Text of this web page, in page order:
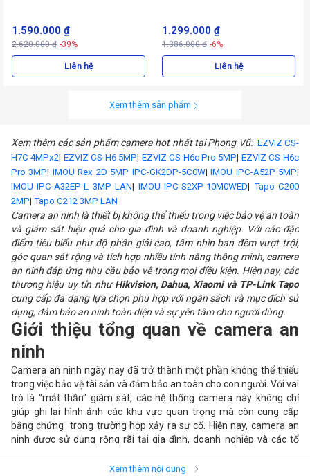
1.590.000 ₫
2.620.000 ₫ -39%
Liên hệ
1.299.000 ₫
1.386.000 ₫ -6%
Liên hệ
Xem thêm sản phẩm
Xem thêm các sản phẩm camera hot nhất tại Phong Vũ: EZVIZ CS-
H7C 4MPx2| EZVIZ CS-H6 5MP| EZVIZ CS-H6c Pro 5MP| EZVIZ CS-H6c
Pro 3MP| IMOU Rex 2D 5MP IPC-GK2DP-5C0W|IMOU IPC-A52P 5MP|
IMOU IPC-A32EP-L 3MP LAN| IMOU IPC-S2XP-10M0WED| Tapo C200
2MP| Tapo C212 3MP LAN
Camera an ninh là thiết bị không thể thiếu trong việc bảo vệ an toàn
và giám sát hiệu quả cho gia đình và doanh nghiệp. Với các đặc
điểm tiêu biểu như độ phân giải cao, tầm nhìn ban đêm vượt trội,
góc quan sát rộng và tích hợp nhiều tính năng thông minh, camera
an ninh đáp ứng nhu cầu bảo vệ trong mọi điều kiện. Hiện nay, các
thương hiệu uy tín nhưHikvision, Dahua, Xiaomi và TP-Link Tapo
cung cấp đa dạng lựa chọn phù hợp với ngân sách và mục đích sử
dụng, đảm bảo an ninh toàn diện và sự yên tâm cho người dùng.
Giới thiệu tổng quan về camera an
ninh
Camera an ninh ngày nay đã trở thành một phần không thể thiếu
trong việc bảo vệ tài sản và đảm bảo an toàn cho con người. Với vai
trò là "mắt thần" giám sát, các hệ thống camera này không chỉ
giúp ghi lại hình ảnh các khu vực quan trọng mà còn cung cấp
bằng chứng trong trường hợp xảy ra sự cố. Hiện nay, camera an
ninh được sử dụng rộng rãi tại gia đình, doanh nghiệp và các tổ
chức lớn, góp phần giảm thiểu nguy cơ tội phạm và cải thiện an
Xem thêm nội dung